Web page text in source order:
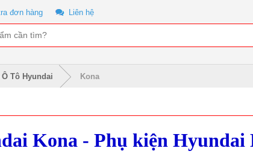
đơn hàng Liên hệ
Tô Hyundai Kona
Kona - Phụ kiện Hyundai